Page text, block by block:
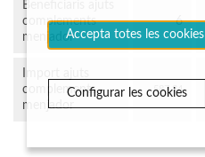
Beneficiaris ajuts
complements
menjador
6
complements
menjador
587,34
Accepta totes les cookies
Configurar les cookies